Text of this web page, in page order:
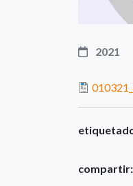
2021
compartir: